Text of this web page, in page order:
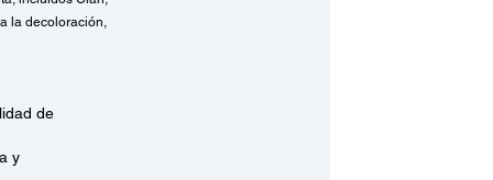
la decoloración,
de
y